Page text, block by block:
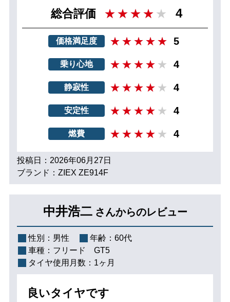
総合評価 4
価格満足度 5
乗り心地 4
静寂性 4
安定性 4
燃費 4
投稿日：2026年06月27日
ブランド：ZIEX ZE914F
中井浩二 さんからのレビュー
性別： 男性 年齢： 60代
車種： フリード GT5
タイヤ使用月数： 1ヶ月
良いタイヤです